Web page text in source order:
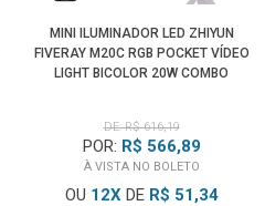
MINI ILUMINADOR LED ZHIYUN
FIVERAY M20C RGB POCKET VÍDEO
LIGHT BICOLOR 20W COMBO
DE: R$ 616,19
POR: R$ 566,89
À VISTA NO BOLETO
OU 12XDE R$ 51,34